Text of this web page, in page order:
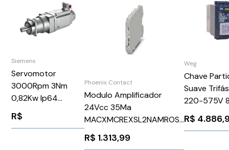
Siemens
Servomotor
3000Rpm 3Nm
0,82Kw Ip64
1FK70422AF711QB0
Siemens 99932
R$
Phoenix Contact
Modulo Amplificador
24Vcc 35Ma
MACXMCREXSL2NAMROSP
Phoenix Contact
2924087
R$ 1.313,99
Weg
Chave
Suave
220-575V
220V
R$